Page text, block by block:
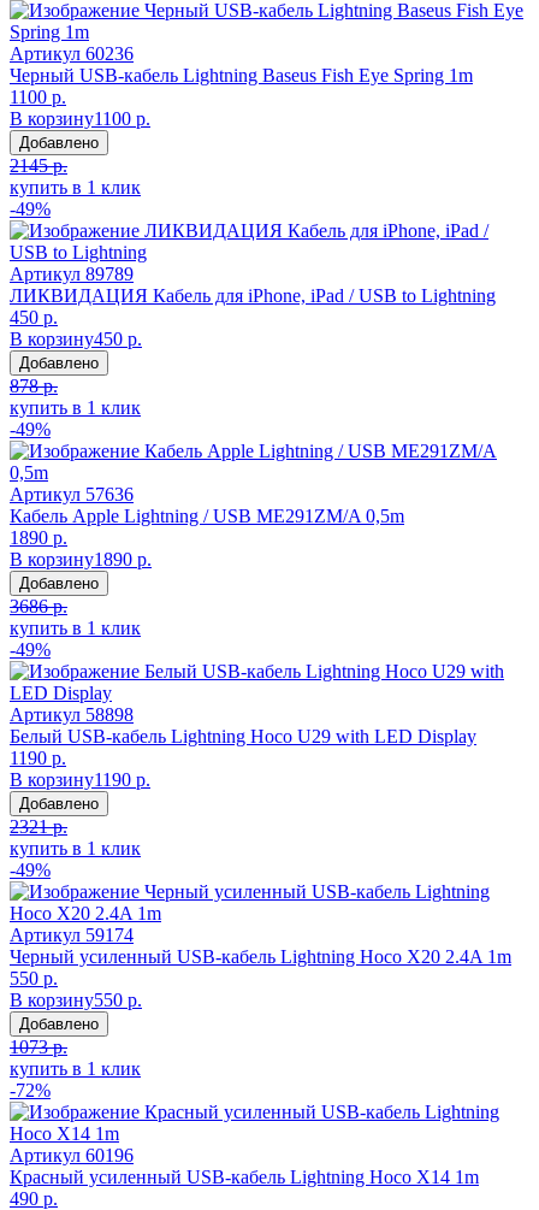
Артикул 60236
Черный USB-кабель Lightning Baseus Fish Eye Spring 1m
1100 р.
В корзину1100 р.
Добавлено
2145 р.
купить в 1 клик
-49%
Артикул 89789
ЛИКВИДАЦИЯ Кабель для iPhone, iPad / USB to Lightning
450 р.
В корзину450 р.
Добавлено
878 р.
купить в 1 клик
-49%
Артикул 57636
Кабель Apple Lightning / USB ME291ZM/A 0,5m
1890 р.
В корзину1890 р.
Добавлено
3686 р.
купить в 1 клик
-49%
Артикул 58898
Белый USB-кабель Lightning Hoco U29 with LED Display
1190 р.
В корзину1190 р.
Добавлено
2321 р.
купить в 1 клик
-49%
Артикул 59174
Черный усиленный USB-кабель Lightning Hoco X20 2.4A 1m
550 р.
В корзину550 р.
Добавлено
1073 р.
купить в 1 клик
-72%
Артикул 60196
Красный усиленный USB-кабель Lightning Hoco X14 1m
490 р.